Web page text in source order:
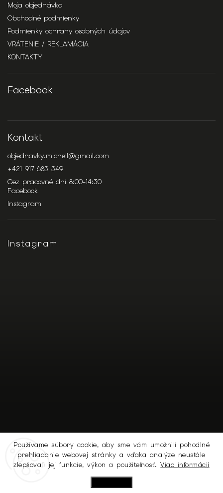
Používame súbory cookie, aby sme vám umožnili pohodlné
prehliadanie webovej stránky a vďaka analýze neustále
zlepšovali jej funkcie, výkon a použiteľnosť.Viac informácií
Moja objednávka
Obchodné podmienky
Podmienky ochrany osobných údajov
VRÁTENIE / REKLAMÁCIA
KONTAKTY
Facebook
Kontakt
objednavky.michell@gmail.com
+421 917 683 349
Cez pracovné dni 8:00-14:30
Facebook
Instagram
Instagram
Sledovať na Instagrame